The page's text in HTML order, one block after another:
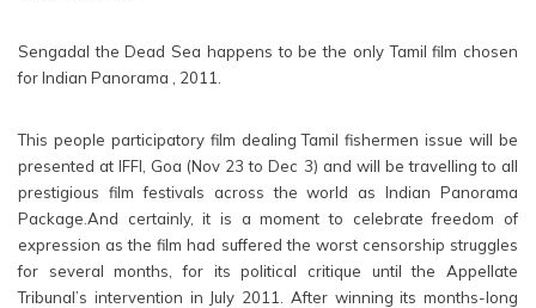
Sengadal the Dead Sea happens to be the only Tamil film chosen
for Indian Panorama , 2011.
This people participatory film dealing Tamil fishermen issue will be
presented at IFFI, Goa (Nov 23 to Dec 3) and will be travelling to all
prestigious film festivals across the world as Indian Panorama
Package.And certainly, it is a moment to celebrate freedom of
expression as the film had suffered the worst censorship struggles
for several months, for its political critique until the Appellate
Tribunal’s intervention in July 2011. After winning its months-long